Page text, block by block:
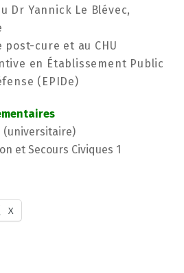
Dr Yannick Le Blévec,
cure et au CHU
en Établissement Public
(EPIDe)
(universitaire)
et Secours Civiques 1
X